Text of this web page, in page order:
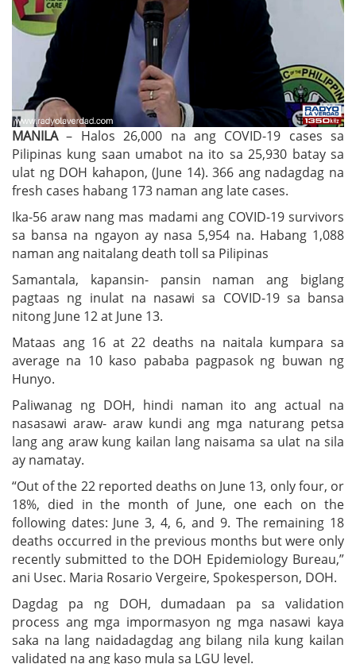
MANILA– Halos 26,000 na ang COVID-19 cases sa
Pilipinas kung saan umabot na ito sa 25,930 batay sa
ulat ng DOH kahapon, (June 14). 366 ang nadagdag na
fresh cases habang 173 naman ang late cases.
Ika-56 araw nang mas madami ang COVID-19 survivors
sa bansa na ngayon ay nasa 5,954 na. Habang 1,088
naman ang naitalang death toll sa Pilipinas
Samantala, kapansin- pansin naman ang biglang
pagtaas ng inulat na nasawi sa COVID-19 sa bansa
nitong June 12 at June 13.
Mataas ang 16 at 22 deaths na naitala kumpara sa
average na 10 kaso pababa pagpasok ng buwan ng
Hunyo.
Paliwanag ng DOH, hindi naman ito ang actual na
nasasawi araw- araw kundi ang mga naturang petsa
lang ang araw kung kailan lang naisama sa ulat na sila
ay namatay.
“Out of the 22 reported deaths on June 13, only four, or
18%, died in the month of June, one each on the
following dates: June 3, 4, 6, and 9. The remaining 18
deaths occurred in the previous months but were only
recently submitted to the DOH Epidemiology Bureau,”
ani Usec. Maria Rosario Vergeire, Spokesperson, DOH.
Dagdag pa ng DOH, dumadaan pa sa validation
process ang mga impormasyon ng mga nasawi kaya
saka na lang naidadagdag ang bilang nila kung kailan
validated na ang kaso mula sa LGU level.